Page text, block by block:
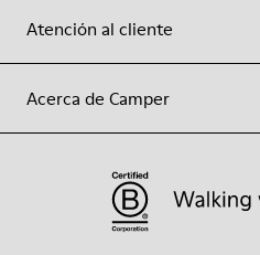
Atención al cliente
Acerca de Camper